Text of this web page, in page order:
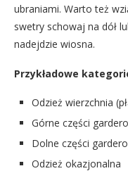
ubraniami. Warto też
swetry schowaj na dół
nadejdzie wiosna.
Przykładowe
Odzież wierzchnia
Górne części
Dolne części
Odzież okazjonalna